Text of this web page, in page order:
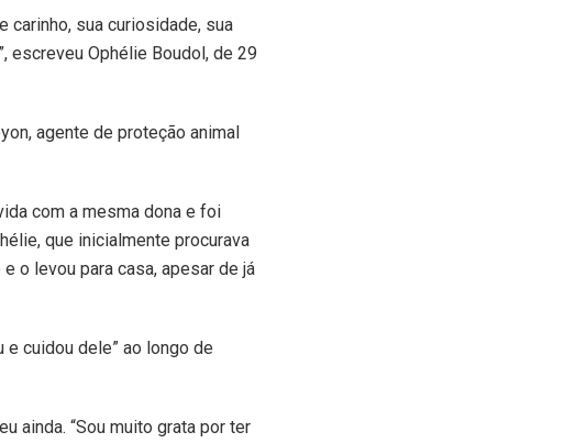
carinho, sua curiosidade, sua
escreveu Ophélie Boudol, de 29
agente de proteção animal
com a mesma dona e foi
que inicialmente procurava
o levou para casa, apesar de já
e cuidou dele” ao longo de
ainda. “Sou muito grata por ter